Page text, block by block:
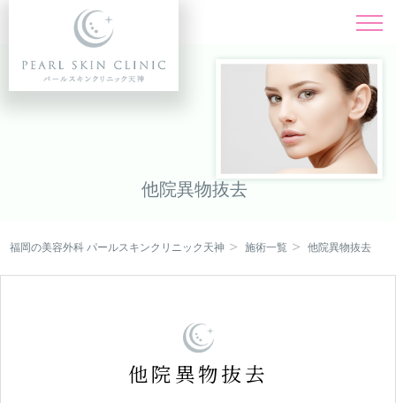
施術一覧
Doctor
Campaign
Clinic
オンライン診療
Online
他院異物抜去
福岡の美容外科 パールスキンクリニック天神 施術一覧 他院異物抜去
他院異物抜去